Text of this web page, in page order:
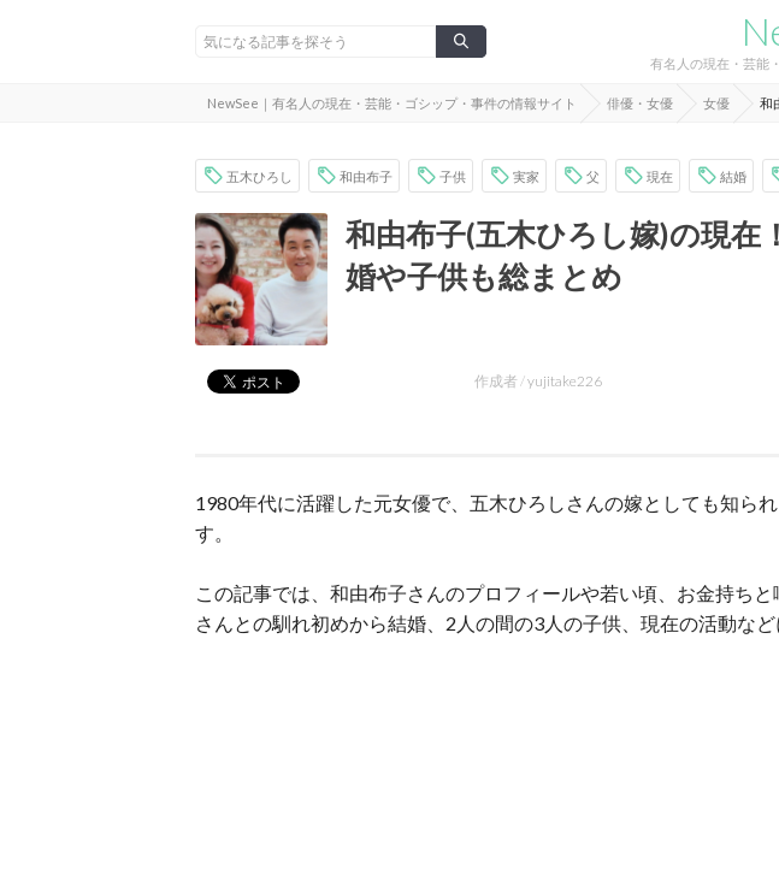
有名人の現在・芸能
NewSee｜有名人の現在・芸能・ゴシップ・事件の情報サイト 俳優・女優 女優 和
五木ひろし 和由布子 子供 実家 父 現在 結婚
和由布子(五木ひろし嫁)の現在
婚や子供も総まとめ
作成者 /yujitake226
1980年代に活躍した元女優で、五木ひろしさんの嫁としても知ら
す。
この記事では、和由布子さんのプロフィールや若い頃、お金持ち
さんとの馴れ初めから結婚、2人の間の3人の子供、現在の活動など